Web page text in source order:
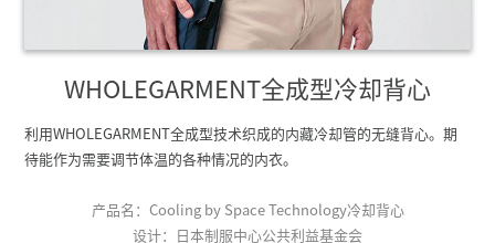
WHOLEGARMENT全成型冷却背心
利用WHOLEGARMENT全成型技术织成的内藏冷却管的无缝背心。期
待能作为需要调节体温的各种情况的内衣。
产品名：Cooling by Space Technology冷却背心
设计：日本制服中心公共利益基金会